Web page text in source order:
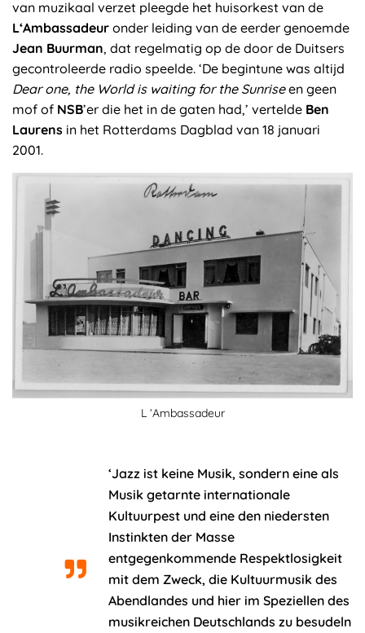
van muzikaal verzet pleegde het huisorkest van de
L‘Ambassadeur onder leiding van de eerder genoemde
Jean Buurman, dat regelmatig op de door de Duitsers
gecontroleerde radio speelde. ‘De begintune was altijd
Dear one, the World is waiting for the Sunriseen geen
mof of NSB’er die het in de gaten had,’ vertelde Ben
Laurens in het Rotterdams Dagblad van 18 januari
2001.
L ‘Ambassadeur
‘Jazz ist keine Musik, sondern eine als
Musik getarnte internationale
Kultuurpest und eine den niedersten
Instinkten der Masse
entgegenkommende Respektlosigkeit
mit dem Zweck, die Kultuurmusik des
Abendlandes und hier im Speziellen des
musikreichen Deutschlands zu besudeln